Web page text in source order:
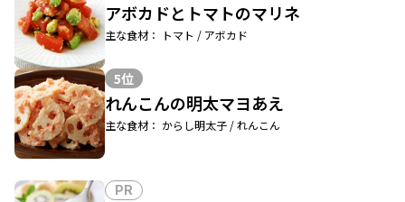
アボカドとトマトのマリネ
主な食材： トマト / アボカド
5位
れんこんの明太マヨあえ
主な食材： からし明太子 / れんこん
PR